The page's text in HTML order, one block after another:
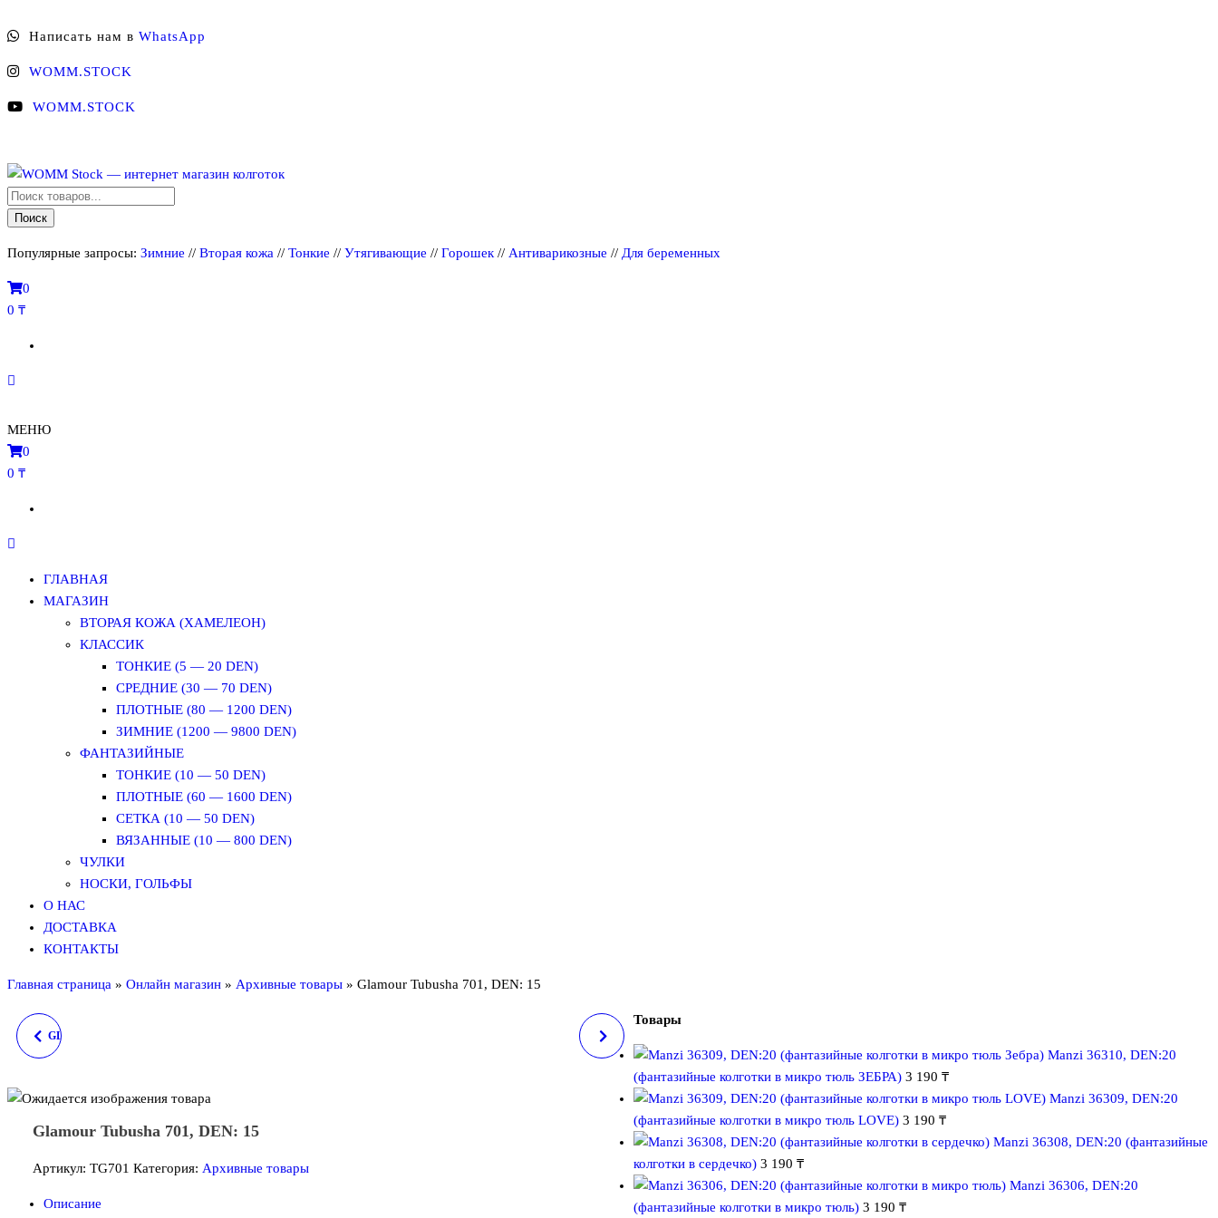
к
Написать нам в WhatsApp
WOMM.STOCK
WOMM.STOCK
WOMM Stock — интернет магазин колготок
Колготки MANZI, Naja Street тонкие, фантазийные, чулки, лосины
Поиск
товаров
Поиск
Популярные запросы: Зимние // Вторая кожа // Тонкие // Утягивающие // Горошек // Антиварикозные // Для беременных
0
0 ₸
МЕНЮ
0
0 ₸
ГЛАВНАЯ
МАГАЗИН
ВТОРАЯ КОЖА (ХАМЕЛЕОН)
КЛАССИК
ТОНКИЕ (5 — 20 DEN)
СРЕДНИЕ (30 — 70 DEN)
ПЛОТНЫЕ (80 — 1200 DEN)
ЗИМНИЕ (1200 — 9800 DEN)
ФАНТАЗИЙНЫЕ
ТОНКИЕ (10 — 50 DEN)
ПЛОТНЫЕ (60 — 1600 DEN)
СЕТКА (10 — 50 DEN)
ВЯЗАННЫЕ (10 — 800 DEN)
ЧУЛКИ
НОСКИ, ГОЛЬФЫ
О НАС
ДОСТАВКА
КОНТАКТЫ
Главная страница » Онлайн магазин » Архивные товары » Glamour Tubusha 701, DEN: 15
GLAMOUR ALOE 20, DEN:
Glamour Tubusha 701, DEN: 15
Артикул: TG701 Категория: Архивные товары
Описание
Товары
Manzi 36310, DEN:20
(фантазийные колготки в микро тюль ЗЕБРА) 3 190 ₸
Manzi 36309, DEN:20
(фантазийные колготки в микро тюль LOVE) 3 190 ₸
Manzi 36308, DEN:20 (фантазийные
колготки в сердечко) 3 190 ₸
Manzi 36306, DEN:20
(фантазийные колготки в микро тюль) 3 190 ₸